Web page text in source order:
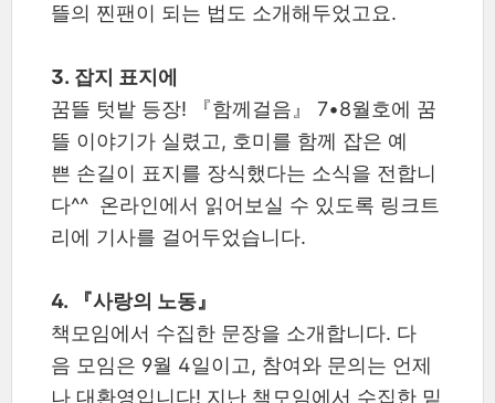
뜰의 찐팬이 되는 법도 소개해두었고요.
3. 잡지 표지에
꿈뜰 텃밭 등장! 『함께걸음』 7•8월호에 꿈
뜰 이야기가 실렸고, 호미를 함께 잡은 예
쁜 손길이 표지를 장식했다는 소식을 전합니
다^^ 온라인에서 읽어보실 수 있도록 링크트
리에 기사를 걸어두었습니다.
4. 『사랑의 노동』
책모임에서 수집한 문장을 소개합니다. 다
음 모임은 9월 4일이고, 참여와 문의는 언제
나 대환영입니다! 지난 책모임에서 수집한 밑